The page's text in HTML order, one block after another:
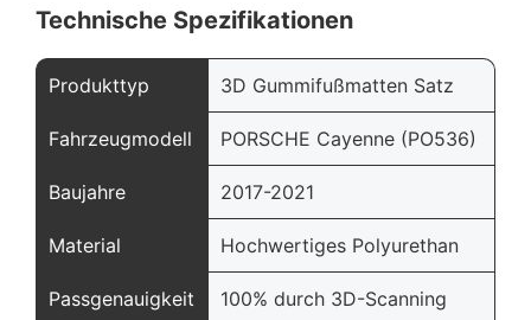
Technische Spezifikationen
Produkttyp 3D Gummifußmatten Satz
Fahrzeugmodell PORSCHE Cayenne (PO536)
Baujahre 2017-2021
Material Hochwertiges Polyurethan
Passgenauigkeit 100% durch 3D-Scanning